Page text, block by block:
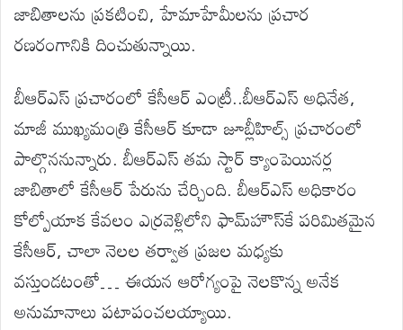
జాబితాలను ప్రకటించి, హేమాహేమీలను ప్రచార
రణరంగానికి దించుతున్నాయి.
బీఆర్ఎస్ ప్రచారంలో కేసీఆర్ ఎంట్రీ..బీఆర్ఎస్ అధినేత,
మాజీ ముఖ్యమంత్రి కేసీఆర్ కూడా జూబ్లీహిల్స్ ప్రచారంలో
పాల్గొననున్నారు. బీఆర్ఎస్ తమ స్టార్ క్యాంపెయినర్ల
జాబితాలో కేసీఆర్ పేరును చేర్చింది. బీఆర్ఎస్ అధికారం
కోల్పోయాక కేవలం ఎర్రవెళ్లిలోని ఫామ్‌హౌస్‌కే పరిమితమైన
కేసీఆర్, చాలా నెలల తర్వాత ప్రజల మధ్యకు
వస్తుండటంతో… ఈయన ఆరోగ్యంపై నెలకొన్న అనేక
అనుమానాలు పటాపంచలయ్యాయి.